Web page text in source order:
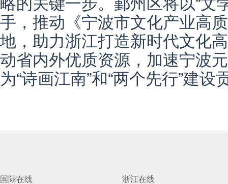
手，推动《宁波市文化产业高
地，助力浙江打造新时代文化
动省内外优质资源，加速宁波
为“诗画江南”和“两个先行”建
国际在线 浙江在线